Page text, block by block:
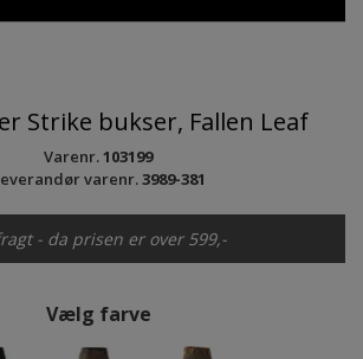
Strike bukser, Fallen Leaf
Varenr.103199
varenr.3989-381
- da prisen er over 599,-
Vælg farve